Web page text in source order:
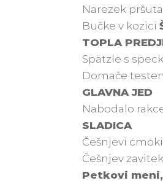
Narezek pršuta
Bučke v kozici
TOPLA
Spätzle s
Domače
GLAVNA JED
Nabodalo
SLADICA
Češnjevi cmoki
Češnjev zavitek
Petkovi